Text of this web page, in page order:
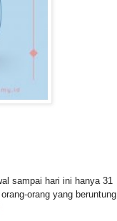
sampai hari ini hanya 31
orang yang beruntung